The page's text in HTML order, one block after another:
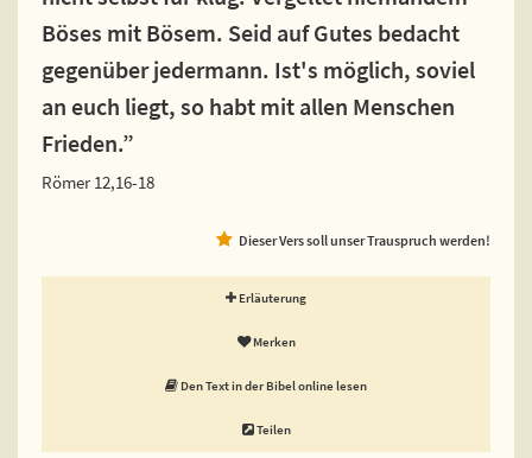
Böses mit Bösem. Seid auf Gutes bedacht
gegenüber jedermann. Ist's möglich, soviel
an euch liegt, so habt mit allen Menschen
Frieden.”
Römer 12,16-18
Dieser Vers soll unser Trauspruch werden!
Erläuterung
Merken
Den Text in der Bibel online lesen
Teilen